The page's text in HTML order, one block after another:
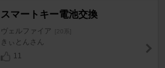
スマートキー電池交換
ヴェルファイア [20系]
きぃとんさん
11